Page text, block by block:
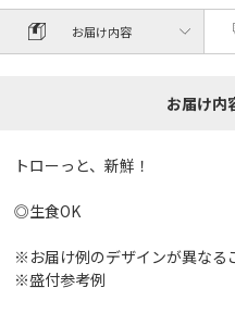
お届け内容
お届け内
トローっと、新鮮！
◎生食OK
※お届け例のデザインが異なる
※盛付参考例